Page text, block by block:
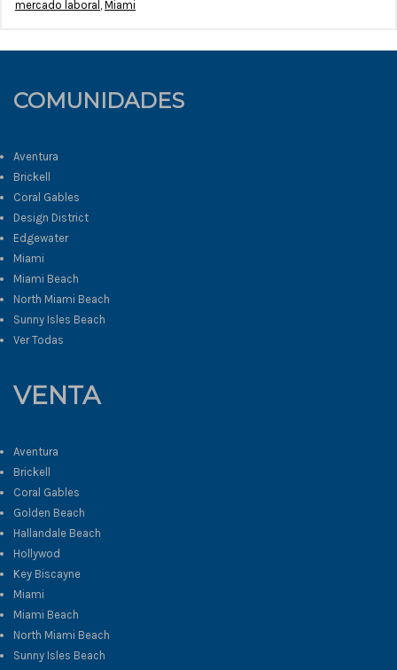
mercado laboral , Miami
COMUNIDADES
Aventura
Brickell
Coral Gables
Design District
Edgewater
Miami
Miami Beach
North Miami Beach
Sunny Isles Beach
Ver Todas
VENTA
Aventura
Brickell
Coral Gables
Golden Beach
Hallandale Beach
Hollywod
Key Biscayne
Miami
Miami Beach
North Miami Beach
Sunny Isles Beach